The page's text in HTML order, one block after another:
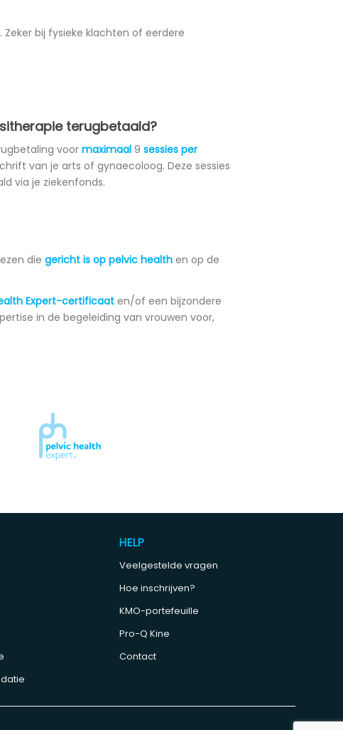
bij fysieke klachten of eerdere
terugbetaald?
voormaximaal 9 sessies per
van je arts of gynaecoloog. Deze sessies
via je ziekenfonds.
die gericht is op pelvic health en op de
Expert-certificaaten/of een bijzondere
in de begeleiding van vrouwen voor,
HELP
Veelgestelde vragen
Hoe inschrijven?
KMO-portefeuille
Pro-Q Kine
Contact